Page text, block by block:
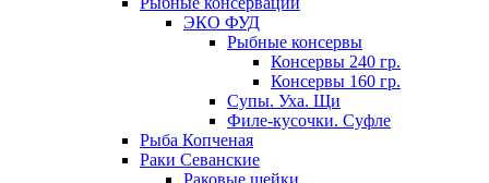
ЭКО ФУД
Рыбные консервы
Консервы 240 гр.
Консервы 160 гр.
Супы. Уха. Щи
Филе-кусочки. Суфле
Рыба Копченая
Раки Севанские
Раковые шейки